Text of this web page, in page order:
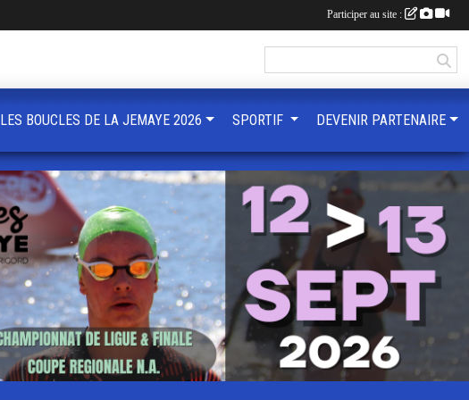
LES BOUCLES DE LA JEMAYE 2026 SPORTIF DEVENIR PARTENAIRE
Participer au site :